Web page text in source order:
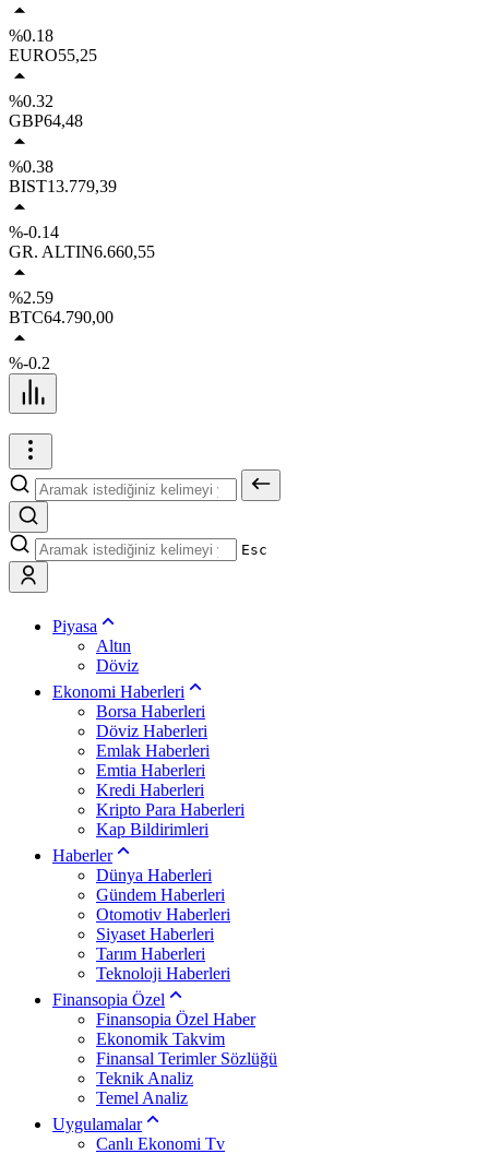
%0.18
EURO55,25
%0.32
GBP64,48
%0.38
BIST13.779,39
%-0.14
GR. ALTIN6.660,55
%2.59
BTC64.790,00
%-0.2
Esc
Piyasa
Altın
Döviz
Ekonomi Haberleri
Borsa Haberleri
Döviz Haberleri
Emlak Haberleri
Emtia Haberleri
Kredi Haberleri
Kripto Para Haberleri
Kap Bildirimleri
Haberler
Dünya Haberleri
Gündem Haberleri
Otomotiv Haberleri
Siyaset Haberleri
Tarım Haberleri
Teknoloji Haberleri
Finansopia Özel
Finansopia Özel Haber
Ekonomik Takvim
Finansal Terimler Sözlüğü
Teknik Analiz
Temel Analiz
Uygulamalar
Canlı Ekonomi Tv